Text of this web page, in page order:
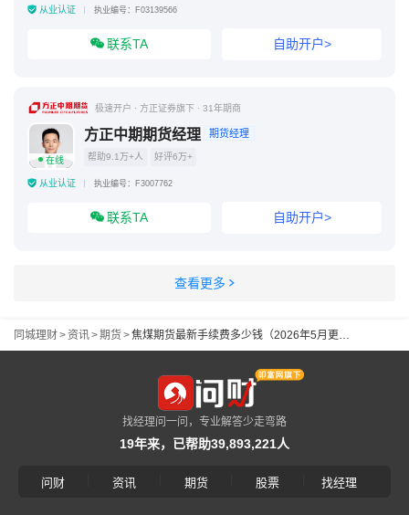
从业认证 执业编号：F03139566
联系TA 自助开户>
极速开户 · 方正证券旗下 · 31年期商
在线
方正中期期货经理 期货经理
帮助9.1万+人 好评6万+
从业认证 执业编号：F3007762
联系TA 自助开户>
查看更多
同城理财>资讯>期货> 焦煤期货最新手续费多少钱（2026年5月更新）
找经理问一问，专业解答少走弯路
19年来，已帮助39,893,221人
问财 资讯 期货 股票 找经理